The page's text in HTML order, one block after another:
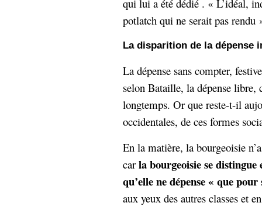
qui lui a été dédié . « L’idéal,
potlatch qui ne serait pas rendu
La disparition de la dépense
La dépense sans compter,
selon Bataille, la dépense
longtemps. Or que reste-t-il
occidentales, de ces formes
En la matière, la bourgeoisie
car la bourgeoisie se
qu’elle ne dépense « que pour
aux yeux des autres classes et